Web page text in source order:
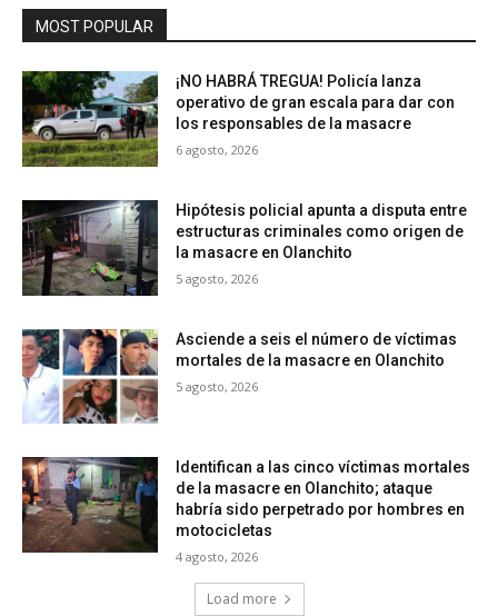
MOST POPULAR
¡NO HABRÁ TREGUA! Policía lanza
operativo de gran escala para dar con
los responsables de la masacre
6 agosto, 2026
Hipótesis policial apunta a disputa entre
estructuras criminales como origen de
la masacre en Olanchito
5 agosto, 2026
Asciende a seis el número de víctimas
mortales de la masacre en Olanchito
5 agosto, 2026
Identifican a las cinco víctimas mortales
de la masacre en Olanchito; ataque
habría sido perpetrado por hombres en
motocicletas
4 agosto, 2026
Load more